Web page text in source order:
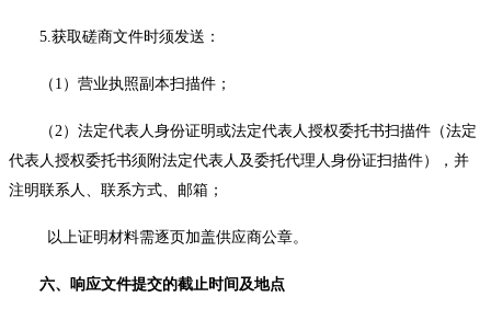
5.获取磋商文件时须发送 ：
（ 1）营业执照副本扫描件；
（2） 法定代表人身份证明或法定代表人授权委托书扫描件 （法定
代表人授权委托书须附法定代表人及委托代理人身份证扫描件）
，并
注明联系人、联系方式、邮箱；
以上证明材料需逐页加盖供应商公章。
六、响应文件提交的截止时间及地点